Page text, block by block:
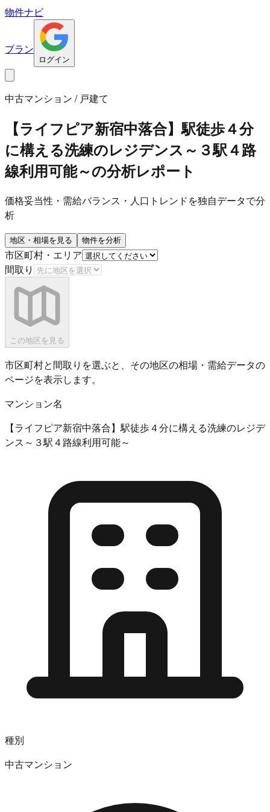
物件ナビ
プラン
ログイン
中古マンション / 戸建て
【ライフピア新宿中落合】駅徒歩４分
に構える洗練のレジデンス～３駅４路
線利用可能～の分析レポート
価格妥当性・需給バランス・人口トレンドを独自データで分
析
地区・相場を見る 物件を分析
市区町村・エリア
間取り
この地区を見る
市区町村と間取りを選ぶと、その地区の相場・需給データの
ページを表示します。
マンション名
【ライフピア新宿中落合】駅徒歩４分に構える洗練のレジデ
ンス～３駅４路線利用可能～
種別
中古マンション